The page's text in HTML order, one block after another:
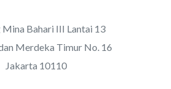
Mina Bahari III Lantai 13
Merdeka Timur No. 16
Jakarta 10110